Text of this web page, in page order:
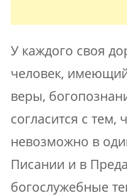
У каждого своя
человек,
веры,
согласится с тем,
невозможно в
Писании и в
богослужебные